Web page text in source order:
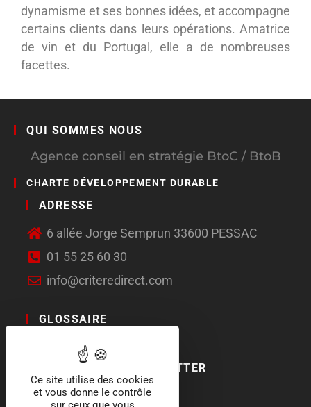
dynamisme et ses bonnes idées, et accompagne
certains clients dans leurs opérations. Amatrice
de vin et du Portugal, elle a de nombreuses
facettes.
QUI SOMMES NOUS
Agence conseil en stratégie BtoC / BtoB
CHARTE DÉVELOPPEMENT DURABLE
ADRESSE
6 allée Jorge Semprun 33600 PESSAC
01 55 25 60 30
info@criteredirect.com
GLOSSAIRE
LE BLOG
ABONNEMENT NEWSLETTER
SOCIAL MEDIA
Ce site utilise des cookies
et vous donne le contrôle